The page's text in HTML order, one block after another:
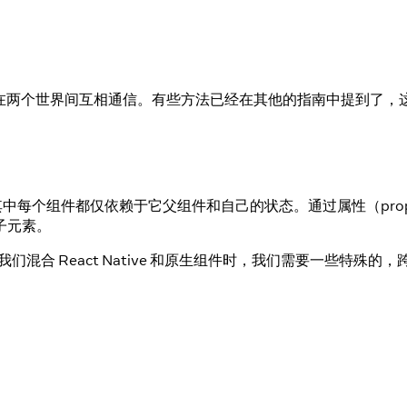
个世界间互相通信。有些方法已经在其他的指南中提到了，
每个组件都仅依赖于它父组件和自己的状态。通过属性（
素。
混合 React Native 和原生组件时，我们需要一些特殊的，